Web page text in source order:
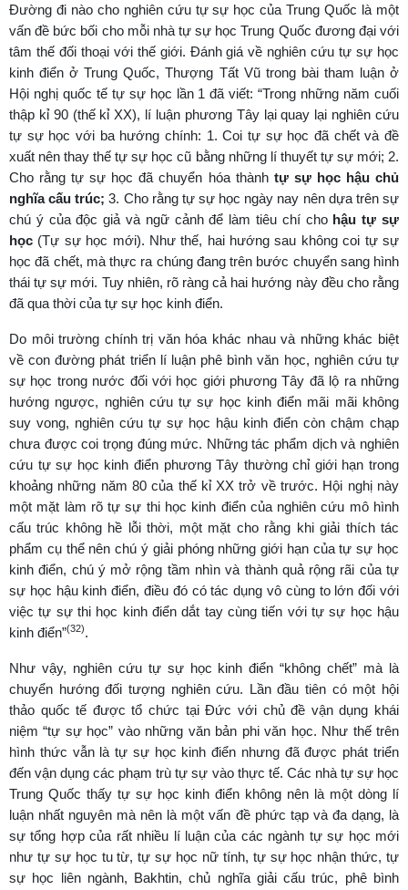
Đường đi nào cho nghiên cứu tự sự học của Trung Quốc là một
vấn đề bức bối cho mỗi nhà tự sự học Trung Quốc đương đại với
tâm thế đối thoại với thế giới. Đánh giá về nghiên cứu tự sự học
kinh điển ở Trung Quốc, Thượng Tất Vũ trong bài tham luận ở
Hội nghị quốc tế tự sự học lần 1 đã viết: “Trong những năm cuối
thập kỉ 90 (thế kỉ XX), lí luận phương Tây lại quay lại nghiên cứu
tự sự học với ba hướng chính: 1. Coi tự sự học đã chết và đề
xuất nên thay thế tự sự học cũ bằng những lí thuyết tự sự mới; 2.
Cho rằng tự sự học đã chuyển hóa thành tự sự học hậu chủ
nghĩa cấu trúc; 3. Cho rằng tự sự học ngày nay nên dựa trên sự
chú ý của độc giả và ngữ cảnh để làm tiêu chí cho hậu tự sự
học (Tự sự học mới). Như thế, hai hướng sau không coi tự sự
học đã chết, mà thực ra chúng đang trên bước chuyển sang hình
thái tự sự mới. Tuy nhiên, rõ ràng cả hai hướng này đều cho rằng
đã qua thời của tự sự học kinh điển.
Do môi trường chính trị văn hóa khác nhau và những khác biệt
về con đường phát triển lí luận phê bình văn học, nghiên cứu tự
sự học trong nước đối với học giới phương Tây đã lộ ra những
hướng ngược, nghiên cứu tự sự học kinh điển mãi mãi không
suy vong, nghiên cứu tự sự học hậu kinh điển còn chậm chạp
chưa được coi trọng đúng mức. Những tác phẩm dịch và nghiên
cứu tự sự học kinh điển phương Tây thường chỉ giới hạn trong
khoảng những năm 80 của thế kỉ XX trở về trước. Hội nghị này
một mặt làm rõ tự sự thi học kinh điển của nghiên cứu mô hình
cấu trúc không hề lỗi thời, một mặt cho rằng khi giải thích tác
phẩm cụ thể nên chú ý giải phóng những giới hạn của tự sự học
kinh điển, chú ý mở rộng tầm nhìn và thành quả rộng rãi của tự
sự học hậu kinh điển, điều đó có tác dụng vô cùng to lớn đối với
việc tự sự thi học kinh điển dắt tay cùng tiến với tự sự học hậu
kinh điển”(32).
Như vậy, nghiên cứu tự sự học kinh điển “không chết” mà là
chuyển hướng đối tượng nghiên cứu. Lần đầu tiên có một hội
thảo quốc tế được tổ chức tại Đức với chủ đề vận dụng khái
niệm “tự sự học” vào những văn bản phi văn học. Như thế trên
hình thức vẫn là tự sự học kinh điển nhưng đã được phát triển
đến vận dụng các phạm trù tự sự vào thực tế. Các nhà tự sự học
Trung Quốc thấy tự sự học kinh điển không nên là một dòng lí
luận nhất nguyên mà nên là một vấn đề phức tạp và đa dạng, là
sự tổng hợp của rất nhiều lí luận của các ngành tự sự học mới
như tự sự học tu từ, tự sự học nữ tính, tự sự học nhận thức, tự
sự học liên ngành, Bakhtin, chủ nghĩa giải cấu trúc, phê bình